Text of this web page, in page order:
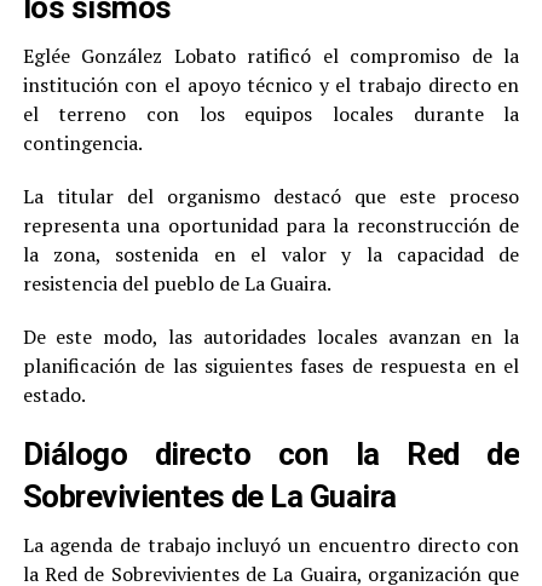
Eglée González Lobato ratificó el compromiso de la
institución con el apoyo técnico y el trabajo directo en
el terreno con los equipos locales durante la
contingencia.
La titular del organismo destacó que este proceso
representa una oportunidad para la reconstrucción de
la zona, sostenida en el valor y la capacidad de
resistencia del pueblo de La Guaira.
De este modo, las autoridades locales avanzan en la
planificación de las siguientes fases de respuesta en el
estado.
Diálogo directo con la Red de
Sobrevivientes de La Guaira
La agenda de trabajo incluyó un encuentro directo con
la Red de Sobrevivientes de La Guaira, organización que